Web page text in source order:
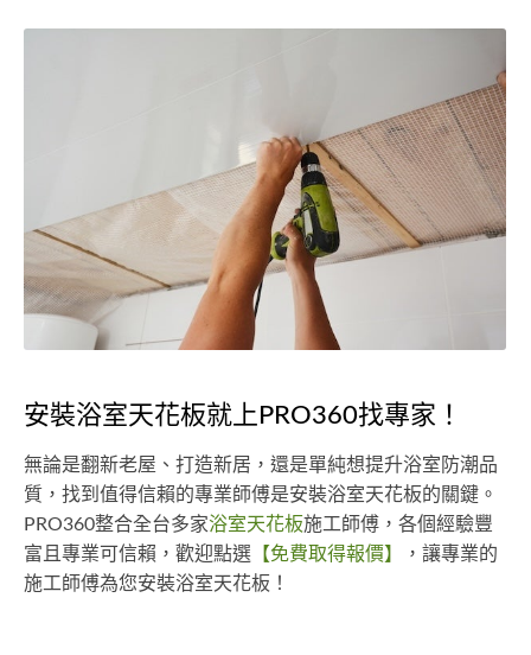
安裝浴室天花板就上PRO360找專家！
無論是翻新老屋、打造新居，還是單純想提升浴室防潮品
質，找到值得信賴的專業師傅是安裝浴室天花板的關鍵。
PRO360整合全台多家浴室天花板施工師傅，各個經驗豐
富且專業可信賴，歡迎點選 【免費取得報價】
，讓專業的
施工師傅為您安裝浴室天花板！